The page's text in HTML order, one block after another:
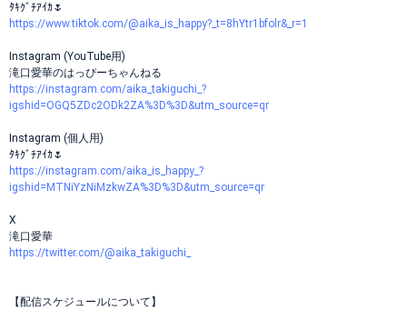
ﾀｷｸﾞﾁｱｲｶ🌷
https://www.tiktok.com/@aika_is_happy?_t=8hYtr1bfolr&_r=1
Instagram (YouTube用)
滝口愛華のはっぴーちゃんねる
https://instagram.com/aika_takiguchi_?
igshid=OGQ5ZDc2ODk2ZA%3D%3D&utm_source=qr
Instagram (個人用)
ﾀｷｸﾞﾁｱｲｶ🌷
https://instagram.com/aika_is_happy_?
igshid=MTNiYzNiMzkwZA%3D%3D&utm_source=qr
X
滝口愛華
https://twitter.com/@aika_takiguchi_
【配信スケジュールについて】